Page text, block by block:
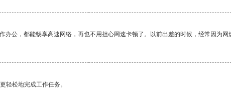
公，都能畅享高速网络，再也不用担心网速卡顿了。以前出差的时候，经常因为
轻松地完成工作任务。